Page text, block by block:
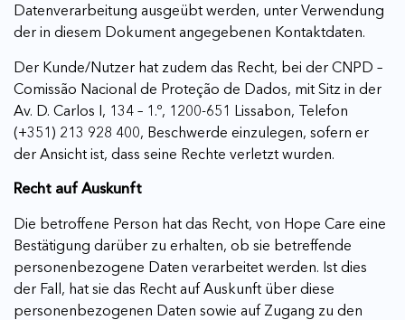
Datenverarbeitung ausgeübt werden, unter Verwendung
der in diesem Dokument angegebenen Kontaktdaten.
Der Kunde/Nutzer hat zudem das Recht, bei der CNPD –
Comissão Nacional de Proteção de Dados, mit Sitz in der
Av. D. Carlos I, 134 – 1.º, 1200-651 Lissabon, Telefon
(+351) 213 928 400, Beschwerde einzulegen, sofern er
der Ansicht ist, dass seine Rechte verletzt wurden.
Recht auf Auskunft
Die betroffene Person hat das Recht, von Hope Care eine
Bestätigung darüber zu erhalten, ob sie betreffende
personenbezogene Daten verarbeitet werden. Ist dies
der Fall, hat sie das Recht auf Auskunft über diese
personenbezogenen Daten sowie auf Zugang zu den